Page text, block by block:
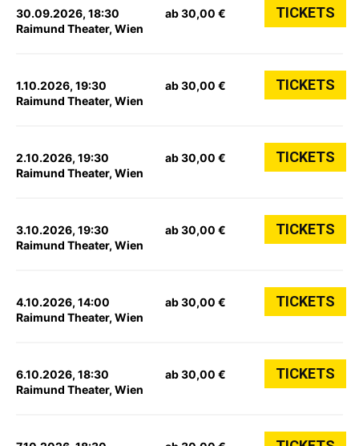
30.09.2026, 18:30
Raimund Theater, Wien
ab 30,00 € TICKETS
1.10.2026, 19:30
Raimund Theater, Wien
ab 30,00 € TICKETS
2.10.2026, 19:30
Raimund Theater, Wien
ab 30,00 € TICKETS
3.10.2026, 19:30
Raimund Theater, Wien
ab 30,00 € TICKETS
4.10.2026, 14:00
Raimund Theater, Wien
ab 30,00 € TICKETS
6.10.2026, 18:30
Raimund Theater, Wien
ab 30,00 € TICKETS